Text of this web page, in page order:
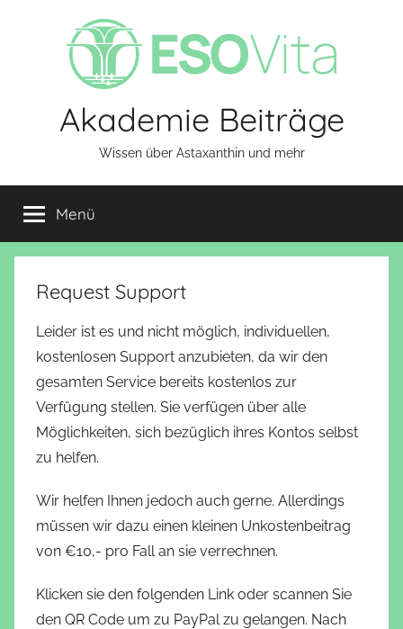
Akademie Beiträge
Wissen über Astaxanthin und mehr
Menü
Request Support
Leider ist es und nicht möglich, individuellen,
kostenlosen Support anzubieten, da wir den
gesamten Service bereits kostenlos zur
Verfügung stellen. Sie verfügen über alle
Möglichkeiten, sich bezüglich ihres Kontos selbst
zu helfen.
Wir helfen Ihnen jedoch auch gerne. Allerdings
müssen wir dazu einen kleinen Unkostenbeitrag
von €10,- pro Fall an sie verrechnen.
Klicken sie den folgenden Link oder scannen Sie
den QR Code um zu PayPal zu gelangen. Nach